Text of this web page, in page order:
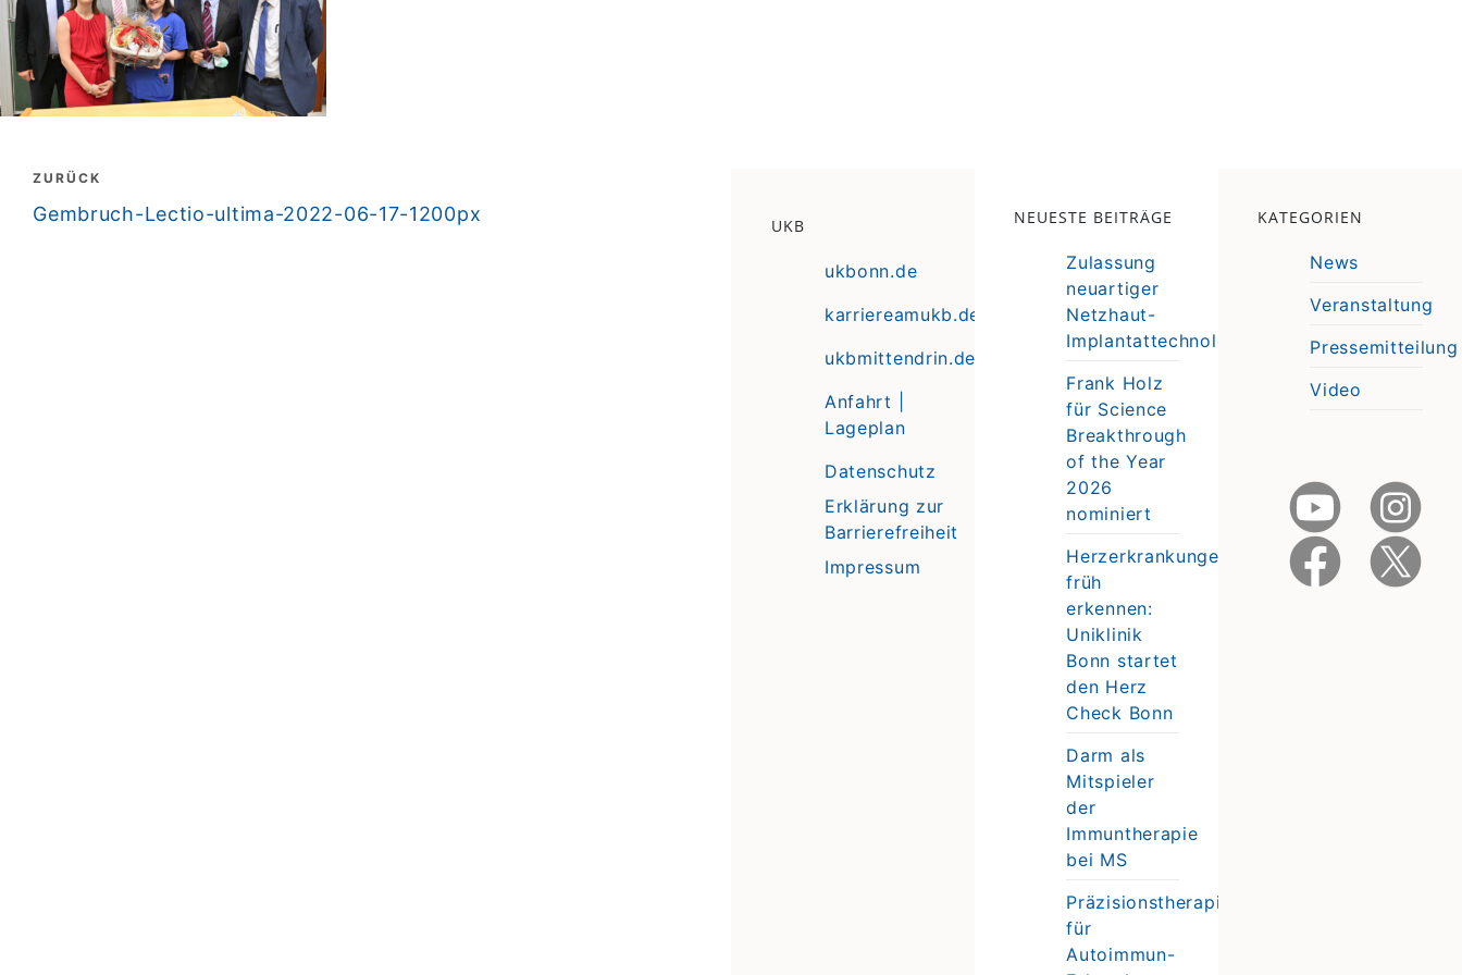
Beitragsnavigation
ZURÜCK
zurück
Gembruch-Lectio-ultima-2022-06-17-1200px
UKB
ukbonn.de
karriereamukb.de
ukbmittendrin.de
Anfahrt |
Lageplan
Datenschutz
Erklärung zur
Barrierefreiheit
Impressum
NEUESTE BEITRÄGE
Zulassung
neuartiger
Netzhaut-
Implantattechnologie
Frank Holz
für Science
Breakthrough
of the Year
2026
nominiert
Herzerkrankungen
früh
erkennen:
Uniklinik
Bonn startet
den Herz
Check Bonn
Darm als
Mitspieler
der
Immuntherapie
bei MS
Präzisionstherapie
für
Autoimmun-
KATEGORIEN
News
Veranstaltung
Pressemitteilung
Video